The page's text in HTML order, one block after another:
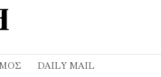
DAILY MAIL